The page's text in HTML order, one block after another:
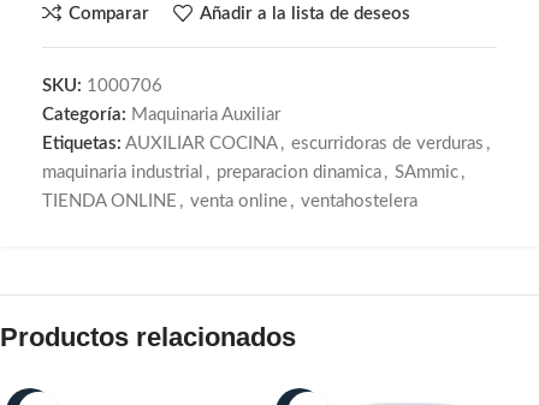
Comparar Añadir a la lista de deseos
SKU: 1000706
Categoría: Maquinaria Auxiliar
Etiquetas: AUXILIAR COCINA , escurridoras de verduras ,
maquinaria industrial , preparacion dinamica , SAmmic ,
TIENDA ONLINE , venta online , ventahostelera
Productos relacionados